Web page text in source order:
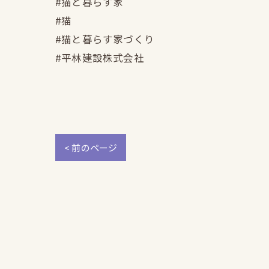
#猫
#猫と暮らす家づくり
#平林建設株式会社
< 前のページ